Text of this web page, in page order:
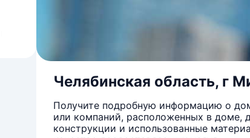
Челябинская область, г
Получите подробную информацию о
или компаний, расположенных в доме,
конструкции и использованные